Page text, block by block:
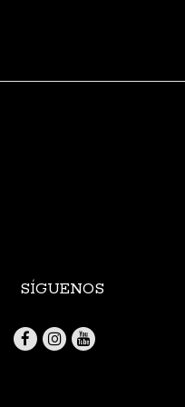
SÍGUENOS